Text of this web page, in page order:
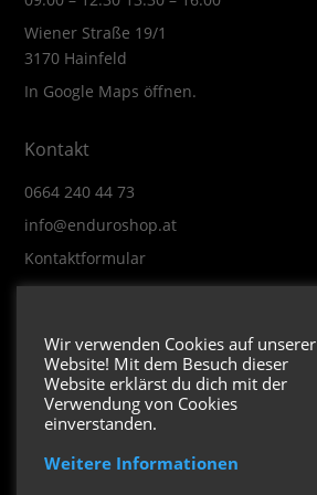
Wiener Straße 19/1
3170 Hainfeld
In Google Maps öffnen.
Kontakt
0664 240 44 73
info@enduroshop.at
Kontaktformular
Impressum
Datenschutzerklärung
Folge uns
Wir verwenden Cookies auf unserer
Website! Mit dem Besuch dieser
Website erklärst du dich mit der
Verwendung von Cookies
einverstanden.
Weitere Informationen